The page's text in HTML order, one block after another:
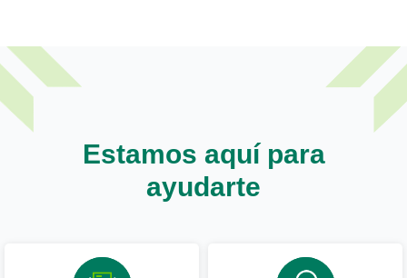
Estamos aquí para
ayudarte